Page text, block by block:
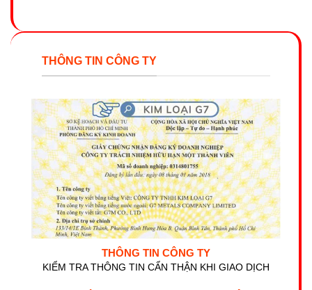
THÔNG TIN CÔNG TY
THÔNG TIN CÔNG TY
KIỂM TRA THÔNG TIN CẨN THẬN KHI GIAO DỊCH